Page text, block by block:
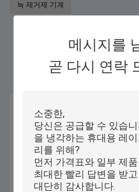
메시지를
곧 다시 연락
녹 제거제 기계
유사